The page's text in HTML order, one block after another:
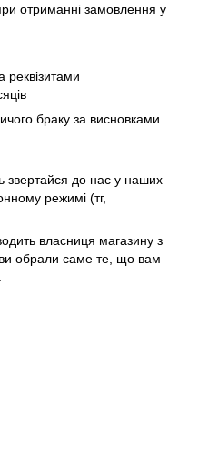
отриманні замовлення у
реквізитами
браку за висновками
звертайся до нас у наших
режимі (тг,
власниця магазину з
обрали саме те, що вам